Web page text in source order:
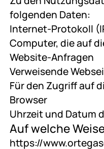
folgenden Daten:
Internet-Protokoll
Computer, die auf
Website-Anfragen
Verweisende
Für den Zugriff auf
Browser
Uhrzeit und Datum
Auf welche
https://